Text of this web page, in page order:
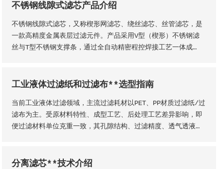
不锈钢线隙式滤芯产品介绍
不锈钢线隙式滤芯，又称楔形网滤芯、绕丝滤芯​、丝管滤芯，是
一款高精度金属表层过滤元件。产品采用V型（楔形）不锈钢滤
丝与T型不锈钢支撑条，通过全自动精密程控焊接工艺一体成
异型滤芯等多种结构，且支持滤缝规格、丝径尺寸等核心参数个
润、过滤精度稳定、机械强度高、经久耐用等核心品质优势。
工业液体过滤纸和过滤布**选型指南
当前工业液体过滤领域，主流过滤耗材以PET、PP材质过滤纸/过
滤布为主。受原材料特性、成型工艺、后处理工艺差异影响，即
便过滤材料单位克重一致，其孔隙结构、过滤精度、透气透液性
况，依托**技术维度精准选型，具体选型标准与实施方法如下
分离滤芯**技术介绍